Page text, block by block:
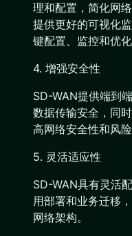
理和配置，简化网
提供更好的可视化
键配置、监控和优
4. 增强安全性
SD-WAN提供端到
数据传输安全，同
高网络安全性和风险
5. 灵活适应性
SD-WAN具有灵活
用部署和业务迁移
网络架构。